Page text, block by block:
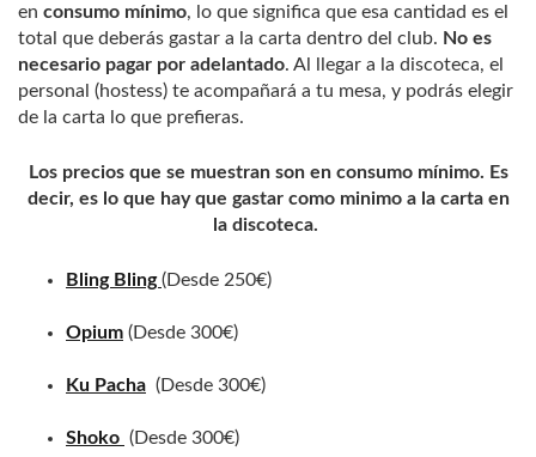
en consumo mínimo, lo que significa que esa cantidad es el
total que deberás gastar a la carta dentro del club. No es
necesario pagar por adelantado. Al llegar a la discoteca, el
personal (hostess) te acompañará a tu mesa, y podrás elegir
de la carta lo que prefieras.
Los precios que se muestran son en consumo mínimo. Es
decir, es lo que hay que gastar como minimo a la carta en
la discoteca.
Bling Bling(Desde 250€)
Opium (Desde 300€)
Ku Pacha (Desde 300€)
Shoko (Desde 300€)